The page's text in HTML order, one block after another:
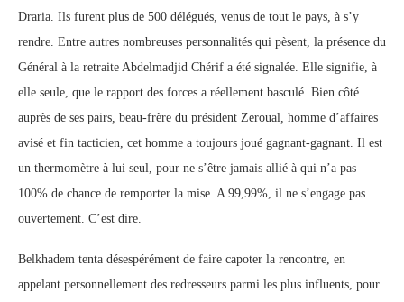
Draria. Ils furent plus de 500 délégués, venus de tout le pays, à s’y
rendre. Entre autres nombreuses personnalités qui pèsent, la présence du
Général à la retraite Abdelmadjid Chérif a été signalée. Elle signifie, à
elle seule, que le rapport des forces a réellement basculé. Bien côté
auprès de ses pairs, beau-frère du président Zeroual, homme d’affaires
avisé et fin tacticien, cet homme a toujours joué gagnant-gagnant. Il est
un thermomètre à lui seul, pour ne s’être jamais allié à qui n’a pas
100% de chance de remporter la mise. A 99,99%, il ne s’engage pas
ouvertement. C’est dire.
Belkhadem tenta désespérément de faire capoter la rencontre, en
appelant personnellement des redresseurs parmi les plus influents, pour